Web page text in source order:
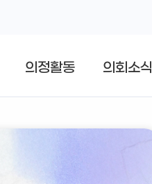
의정활동 의회소식